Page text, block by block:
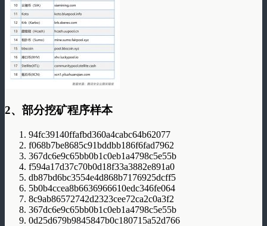
2、部分挖矿程序样本
94fc39140ffafbd360a4cabc64b62077
f068b7be8685c91bddbb186f6fad7962
367dc6e9c65bb0b1c0eb1a4798c5e55b
f594a17d37c70b0d18f33a3882e891a0
db87bd6bc3554e4d868b7176925dcff5
5b0b4ccea8b6636966610edc346fe064
8c9ab86572742d2323cee72ca2c0a3f2
367dc6e9c65bb0b1c0eb1a4798c5e55b
0d25d679b9845847b0c180715a52d766